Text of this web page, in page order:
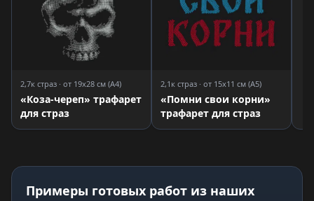
2,7к страз · от 19x28 см (A4)
«Коза-череп» трафарет
для страз
2,1к страз · от 15x11 см (A5)
«Помни свои корни»
трафарет для страз
Примеры готовых работ из наших